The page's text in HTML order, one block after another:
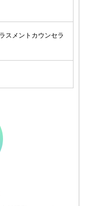
スメントカウンセラ